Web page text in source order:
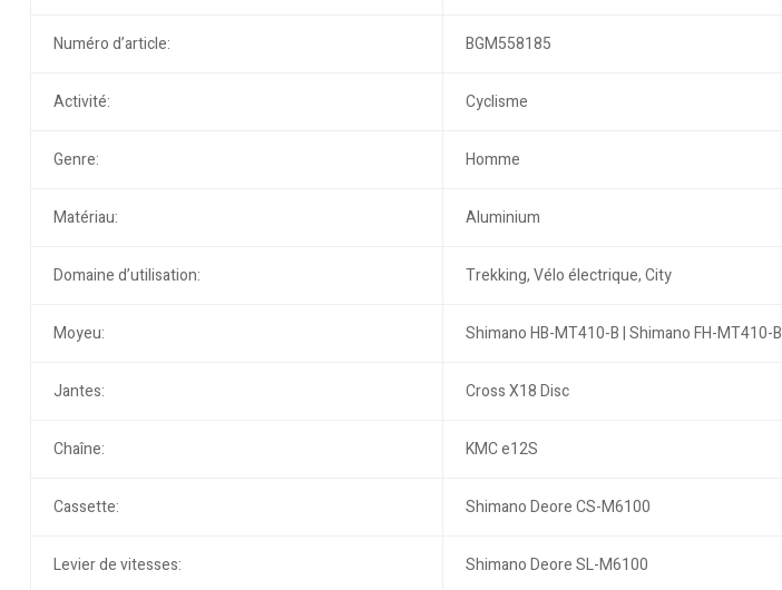
Numéro d’article: BGM558185
Activité: Cyclisme
Genre: Homme
Matériau: Aluminium
Domaine d’utilisation: Trekking, Vélo électrique, City
Moyeu: Shimano HB-MT410-B | Shimano FH-MT410-B
Jantes: Cross X18 Disc
Chaîne: KMC e12S
Cassette: Shimano Deore CS-M6100
Levier de vitesses: Shimano Deore SL-M6100